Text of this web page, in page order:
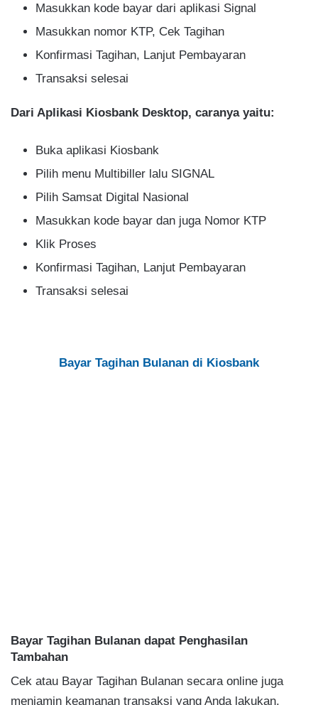
Masukkan kode bayar dari aplikasi Signal
Masukkan nomor KTP, Cek Tagihan
Konfirmasi Tagihan, Lanjut Pembayaran
Transaksi selesai
Dari Aplikasi Kiosbank Desktop, caranya yaitu:
Buka aplikasi Kiosbank
Pilih menu Multibiller lalu SIGNAL
Pilih Samsat Digital Nasional
Masukkan kode bayar dan juga Nomor KTP
Klik Proses
Konfirmasi Tagihan, Lanjut Pembayaran
Transaksi selesai
Bayar Tagihan Bulanan di Kiosbank
Bayar Tagihan Bulanan dapat Penghasilan
Tambahan
Cek atau Bayar Tagihan Bulanan secara online juga
menjamin keamanan transaksi yang Anda lakukan.